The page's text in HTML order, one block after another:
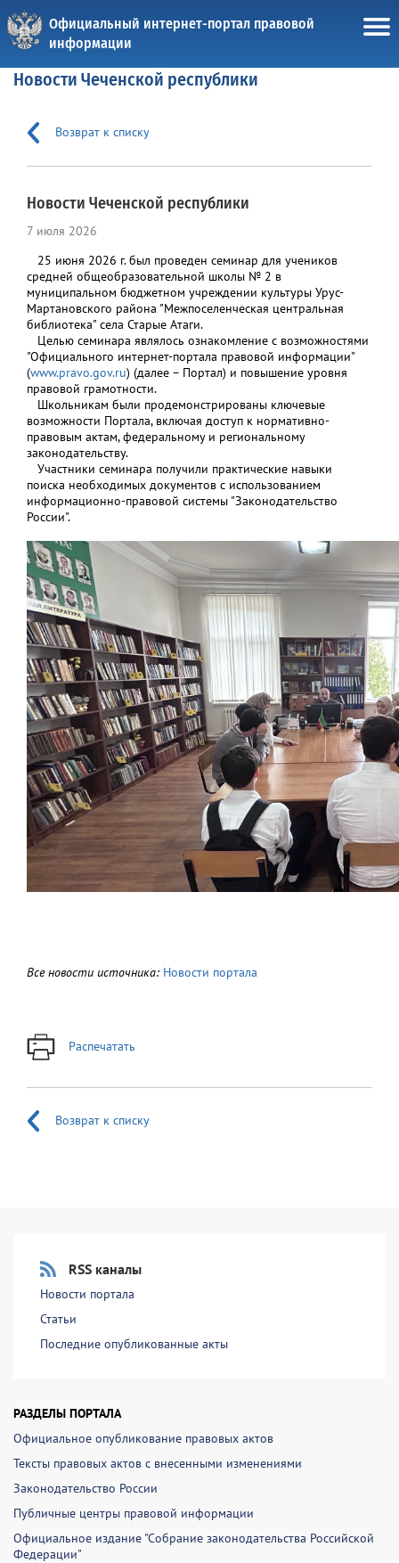
Официальный интернет-портал правовой
информации
Новости Чеченской республики
Возврат к списку
Новости Чеченской республики
7 июля 2026
25 июня 2026 г. был проведен семинар для учеников
средней общеобразовательной школы № 2 в
муниципальном бюджетном учреждении культуры Урус-
Мартановского района "Межпоселенческая центральная
библиотека" села Старые Атаги.
Целью семинара являлось ознакомление с возможностями
"Официального интернет-портала правовой информации"
(www.pravo.gov.ru) (далее – Портал) и повышение уровня
правовой грамотности.
Школьникам были продемонстрированы ключевые
возможности Портала, включая доступ к нормативно-
правовым актам, федеральному и региональному
законодательству.
Участники семинара получили практические навыки
поиска необходимых документов с использованием
информационно-правовой системы "Законодательство
России".
Все новости источника: Новости портала
Распечатать
Возврат к списку
RSS каналы
Новости портала
Статьи
Последние опубликованные акты
РАЗДЕЛЫ ПОРТАЛА
Официальное опубликование правовых актов
Тексты правовых актов с внесенными изменениями
Законодательство России
Публичные центры правовой информации
Официальное издание "Собрание законодательства Российской
Федерации"